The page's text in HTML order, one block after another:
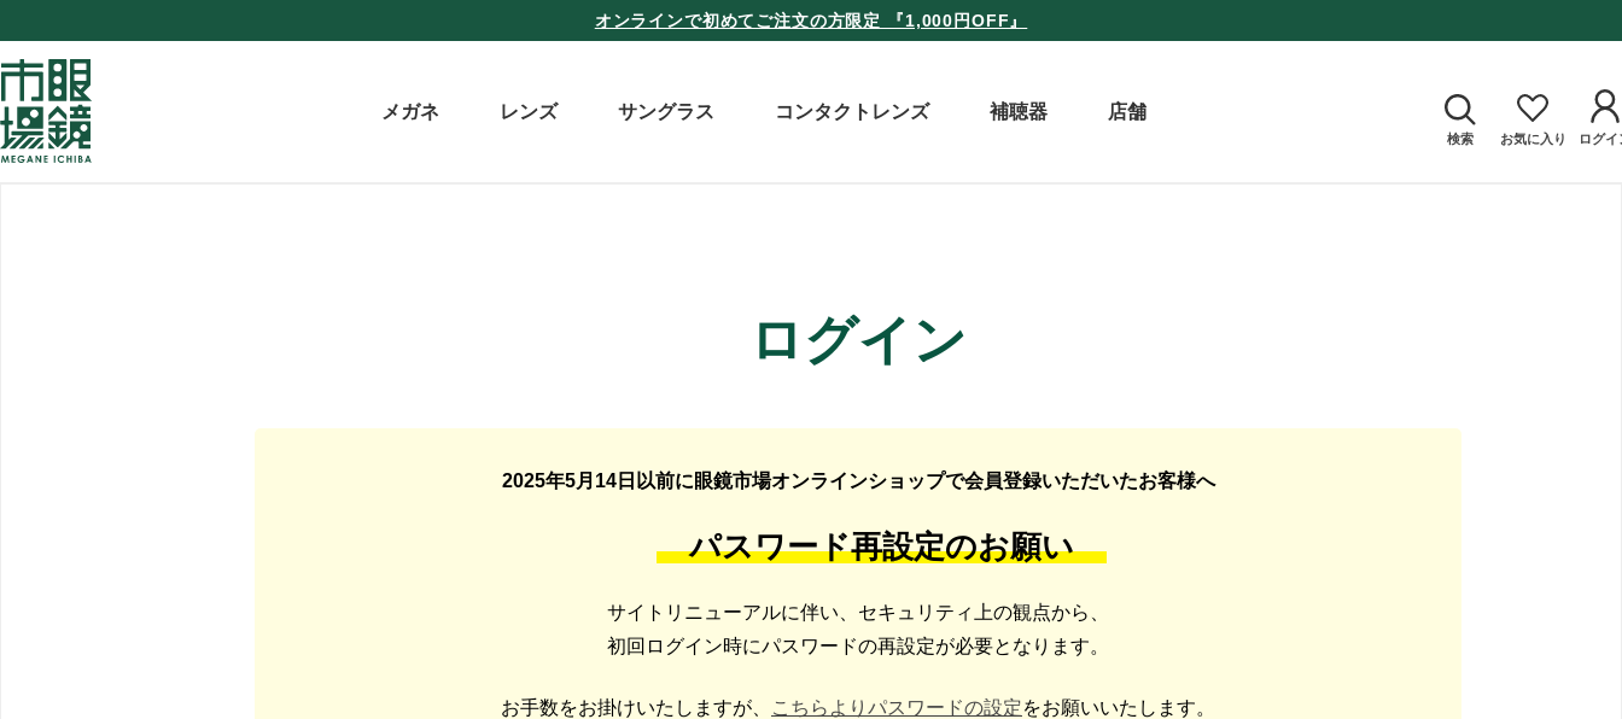
オンラインで初めてご注文の方限定 『1,000円OFF』
メガネ レンズ サングラス コンタクトレンズ 補聴器 店舗
検索 お気に入り ログイ
ログイン
2025年5月14日以前に眼鏡市場オンラインショップで会員登録いただいたお客様へ
パスワード再設定のお願い
サイトリニューアルに伴い、セキュリティ上の観点から、
初回ログイン時にパスワードの再設定が必要となります。
お手数をお掛けいたしますが、 こちらよりパスワードの設定をお願いいたします。